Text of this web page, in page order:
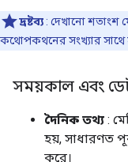
দ্রষ্টব্য : দেখানো শতাংশ
কথোপকথনের সংখ্যার সাথে
সময়কাল এবং
দৈনিক তথ্য :
হয়, সাধারণত
করে।